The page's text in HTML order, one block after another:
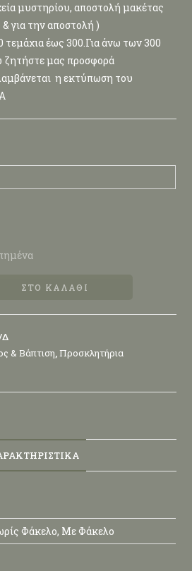
μυστηρίου, αποστολή μακέτας
για την αποστολή )
έως 300.Για άνω των 300
ζητήστε μας προσφορά
η εκτύπωση του
ΣΤΟ ΚΑΛΆΘΙ
& Βάπτιση,Προσκλητήρια
Φάκελο, Με Φάκελο